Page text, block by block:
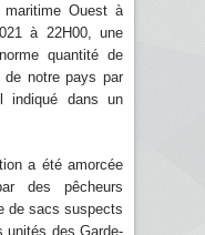
Ouest à
à 22H00, une
quantité de
notre pays par
indiqué dans un
a été amorcée
des pêcheurs
de sacs suspects
unités des Garde-